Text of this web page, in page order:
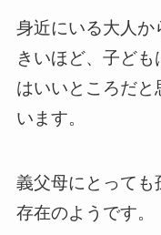
身近にいる大人か
きいほど、子ど
はいいところだと
います。
義父母にとっても
存在のようです。